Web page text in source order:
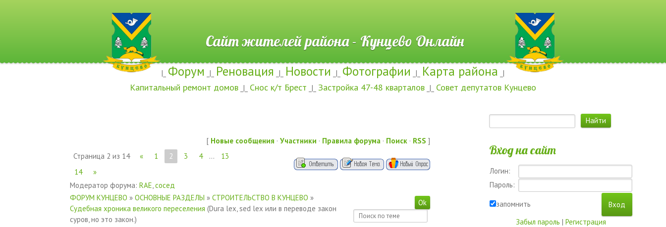
Сайт жителей района - Кунцево Онлайн
|_ Форум _|_ Реновация _|_ Новости _|_ Фотографии _|_ Карта района _|
Капитальный ремонт домов _|_ Снос к/т Брест _|_ Застройка 47-48 кварталов _|_ Совет депутатов Кунцево
[ Новые сообщения · Участники · Правила форума · Поиск · RSS ]
Страница 2 из 14 « 1 2 3 4 …
13
14
»
Модератор форума: RAE сосед
ФОРУМ КУНЦЕВО » ОСНОВНЫЕ РАЗДЕЛЫ » СТРОИТЕЛЬСТВО В КУНЦЕВО »
Судебная хроника великого переселения (Dura lex, sed lex или в переводе закон
суров, но это закон.)
Вход на сайт
Логин:
Пароль:
запомнить
Забыл пароль | Регистрация